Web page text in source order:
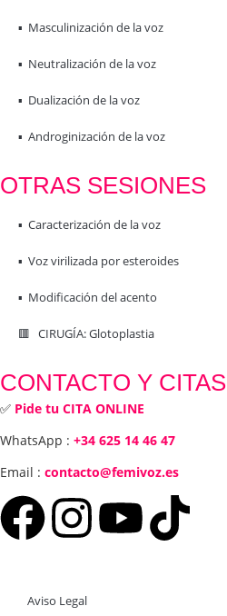
▪️ Masculinización de la voz
▪️ Neutralización de la voz
▪️ Dualización de la voz
▪️ Androginización de la voz
OTRAS SESIONES
▪️ Caracterización de la voz
▪️ Voz virilizada por esteroides
▪️ Modificación del acento
🟥 CIRUGÍA: Glotoplastia
CONTACTO Y CITAS
✅ Pide tu CITA ONLINE
WhatsApp : +34 625 14 46 47
Email : contacto@femivoz.es
Aviso Legal